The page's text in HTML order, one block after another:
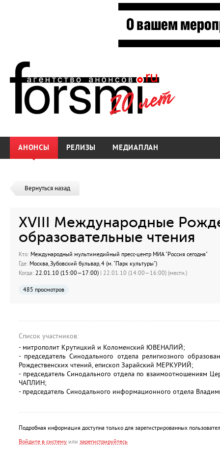
АНОНСЫ РЕЛИЗЫ МЕДИАПЛАН
Вернуться назад
XVIII Международные
образовательные чтения
Кто: Международный мультимедийный пресс-центр МИА "Россия сегодня"
Где: Москва, Зубовский бульвар, 4 (м. "Парк культуры")
Когда: 22.01.10 (15:00—17:00) | 22.01.10 (14:00—16:00) (местн.)
485 просмотров
Список участников:
- митрополит Крутицкий и Коломенский ЮВЕНАЛИЙ;
- председатель Синодального отдела религиозного
Рождественских чтений, епископ Зарайский МЕРКУРИЙ;
- председатель Синодального отдела по взаимоотношениям
ЧАПЛИН;
- председатель Синодального информационного отдела
Подробная информация доступна только для зарегистрированных
Войдите в систему или зарегистрируйтесь